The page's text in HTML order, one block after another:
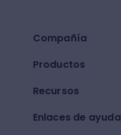
Compañía
Productos
Recursos
Enlaces de ayuda